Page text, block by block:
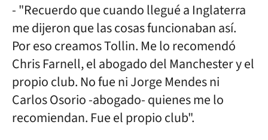
- "Recuerdo que cuando llegué a Inglaterra
me dijeron que las cosas funcionaban así.
Por eso creamos Tollin. Me lo recomendó
Chris Farnell, el abogado del Manchester y el
propio club. No fue ni Jorge Mendes ni
Carlos Osorio -abogado- quienes me lo
recomiendan. Fue el propio club".